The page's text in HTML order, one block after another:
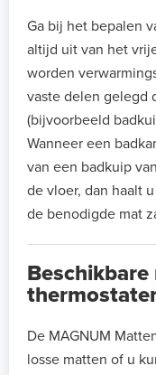
Ga bij het bepalen
altijd uit van het
worden
vaste delen gelegd
(bijvoorbeeld
Wanneer een
van een badkuip
de vloer, dan haalt
de benodigde mat
De MAGNUM
losse matten of u